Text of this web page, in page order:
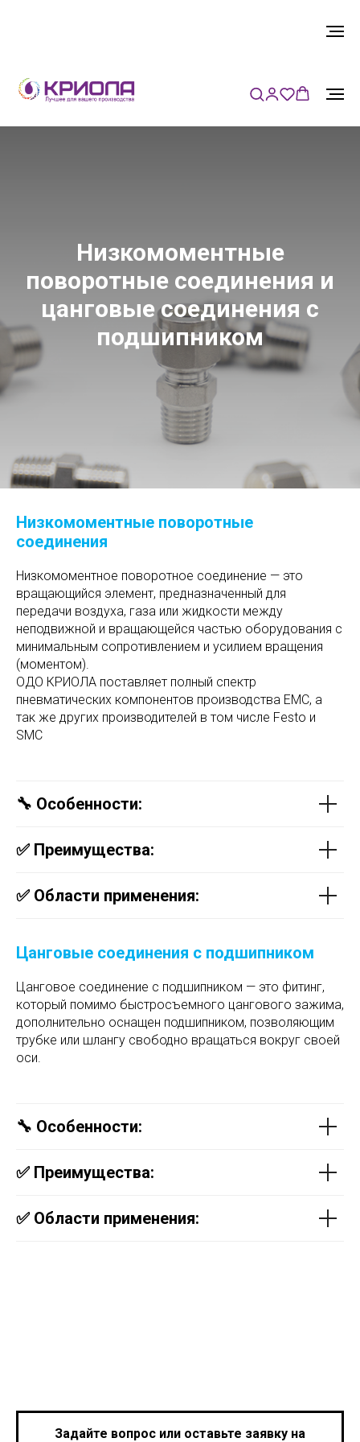
Низкомоментные
поворотные соединения и
цанговые соединения с
подшипником
Низкомоментные поворотные
соединения
Низкомоментное поворотное соединение — это
вращающийся элемент, предназначенный для
передачи воздуха, газа или жидкости между
неподвижной и вращающейся частью оборудования с
минимальным сопротивлением и усилием вращения
(моментом).
ОДО КРИОЛА поставляет полный спектр
пневматических компонентов производства EMC, а
так же других производителей в том числе Festo и
SMC
🔧 Особенности:
✅ Преимущества:
✅ Области применения:
Цанговые соединения с подшипником
Цанговое соединение с подшипником — это фитинг,
который помимо быстросъемного цангового зажима,
дополнительно оснащен подшипником, позволяющим
трубке или шлангу свободно вращаться вокруг своей
оси.
🔧 Особенности:
✅ Преимущества:
✅ Области применения:
Задайте вопрос или оставьте заявку на